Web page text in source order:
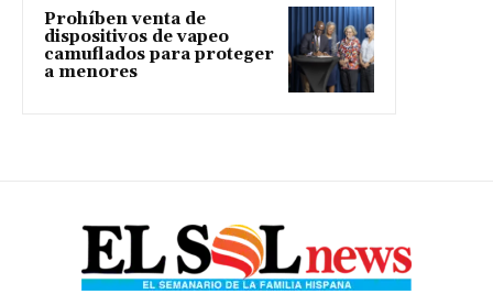
Prohíben venta de
dispositivos de vapeo
camuflados para proteger
a menores